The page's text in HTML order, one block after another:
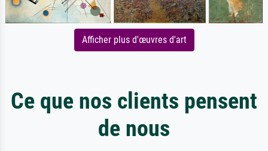
Afficher plus d'œuvres d'art
Ce que nos clients pensent
de nous